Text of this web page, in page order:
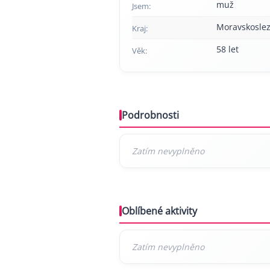
Jsem: muž
Kraj:
Věk: 58 let
Podrobnosti
Oblíbené aktivity